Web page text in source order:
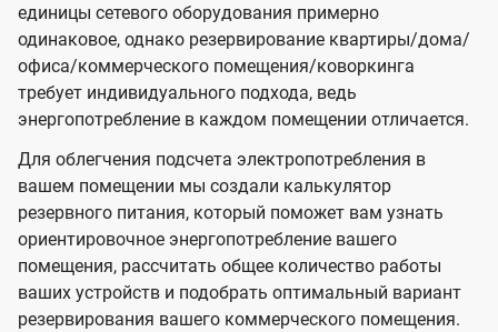
единицы сетевого оборудования примерно
одинаковое, однако резервирование квартиры/дома/
офиса/коммерческого помещения/коворкинга
требует индивидуального подхода, ведь
энергопотребление в каждом помещении отличается.
Для облегчения подсчета электропотребления в
вашем помещении мы создали калькулятор
резервного питания, который поможет вам узнать
ориентировочное энергопотребление вашего
помещения, рассчитать общее количество работы
ваших устройств и подобрать оптимальный вариант
резервирования вашего коммерческого помещения.